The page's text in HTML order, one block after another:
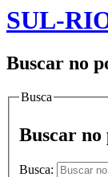
SUL-
Buscar no
Busca
Buscar no
Busca: